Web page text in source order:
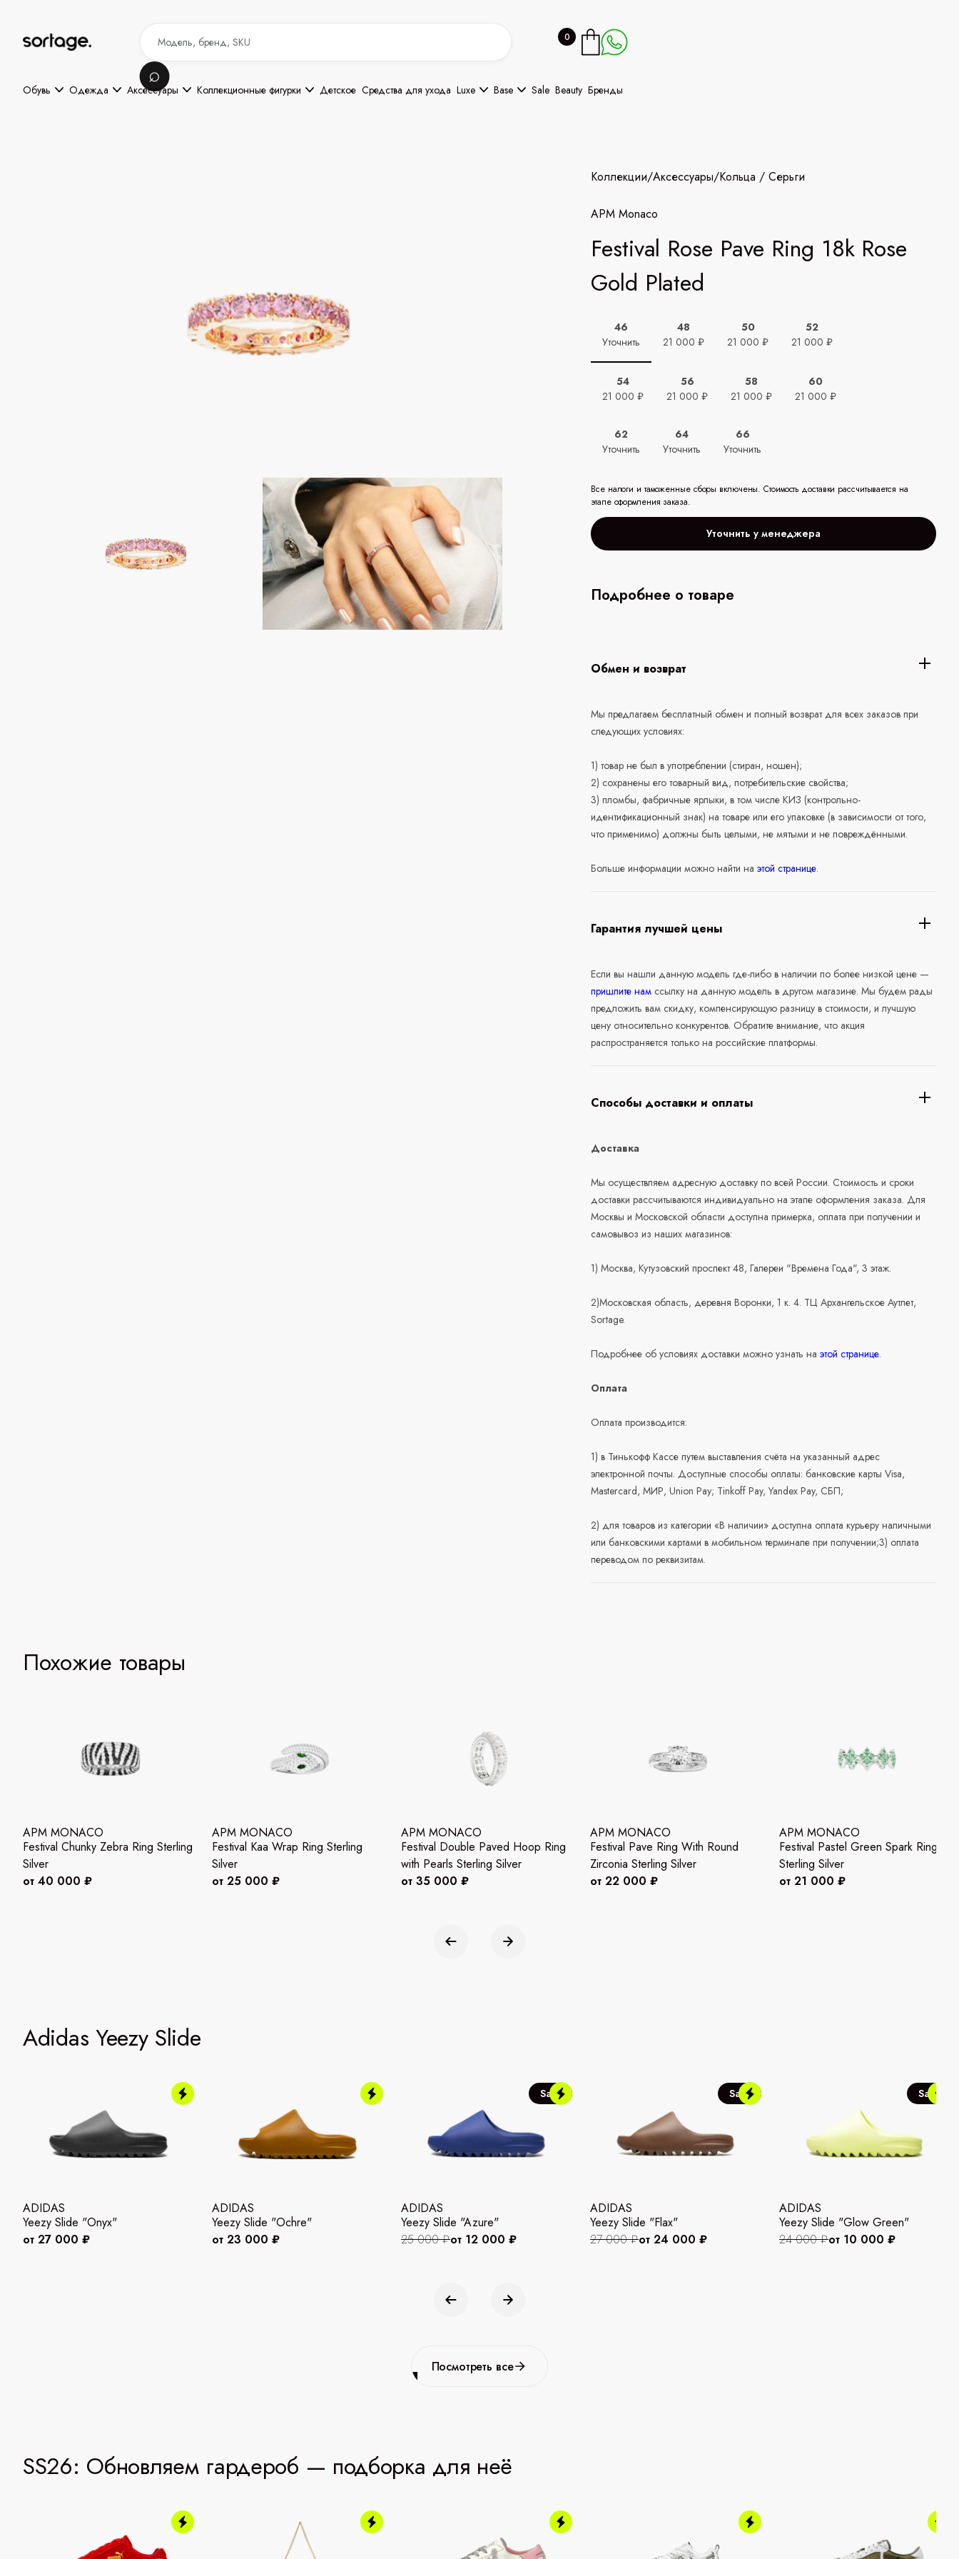
0
Обувь Одежда Аксессуары Коллекционные фигурки Детское Средства для ухода Luxe Base Sale Beauty Бренды
Коллекции/Аксессуары/Кольца / Серьги
APM Monaco
Festival Rose Pave Ring 18k Rose
Gold Plated
46
Уточнить
48
21 000 ₽
50
21 000 ₽
52
21 000 ₽
54
21 000 ₽
56
21 000 ₽
58
21 000 ₽
60
21 000 ₽
62
Уточнить
64
Уточнить
66
Уточнить
Все налоги и таможенные сборы включены. Стоимость доставки рассчитывается на
этапе оформления заказа.
Уточнить у менеджера
Подробнее о товаре
Обмен и возврат
Мы предлагаем бесплатный обмен и полный возврат для всех заказов при
следующих условиях:
1) товар не был в употреблении (стиран, ношен);
2) сохранены его товарный вид, потребительские свойства;
3) пломбы, фабричные ярлыки, в том числе КИЗ (контрольно-
идентификационный знак) на товаре или его упаковке (в зависимости от того,
что применимо) должны быть целыми, не мятыми и не повреждёнными.
Больше информации можно найти наэтой странице.
Гарантия лучшей цены
Если вы нашли данную модель где-либо в наличии по более низкой цене —
пришлите нам ссылку на данную модель в другом магазине. Мы будем рады
предложить вам скидку, компенсирующую разницу в стоимости, и лучшую
цену относительно конкурентов. Обратите внимание, что акция
распространяется только на российские платформы.
Способы доставки и оплаты
Доставка
Мы осуществляем адресную доставку по всей России. Стоимость и сроки
доставки рассчитываются индивидуально на этапе оформления заказа. Для
Москвы и Московской области доступна примерка, оплата при получении и
самовывоз из наших магазинов:
1) Москва, Кутузовский проспект 48, Галереи "Времена Года", 3 этаж.
2)Московская область, деревня Воронки, 1 к. 4. ТЦ Архангельское Аутлет,
Sortage.
Подробнее об условиях доставки можно узнать наэтой странице.
Оплата
Оплата производится:
1) в Тинькофф Кассе путем выставления счёта на указанный адрес
электронной почты. Доступные способы оплаты: банковские карты Visa,
Mastercard, МИР, Union Pay; Tinkoff Pay, Yandex Pay, СБП;
2) для товаров из категории «В наличии» доступна оплата курьеру наличными
или банковскими картами в мобильном терминале при получении;3) оплата
переводом по реквизитам.
Похожие товары
APM MONACO
Festival Chunky Zebra Ring Sterling
Silver
от 40 000 ₽
APM MONACO
Festival Kaa Wrap Ring Sterling
Silver
от 25 000 ₽
APM MONACO
Festival Double Paved Hoop Ring
with Pearls Sterling Silver
от 35 000 ₽
APM MONACO
Festival Pave Ring With Round
Zirconia Sterling Silver
от 22 000 ₽
APM MONACO
Festival Pastel Green Spark Ring
Sterling Silver
от 21 000 ₽
Adidas Yeezy Slide
ADIDAS
Yeezy Slide "Onyx"
от 27 000 ₽
ADIDAS
Yeezy Slide "Ochre"
от 23 000 ₽
Sale
ADIDAS
Yeezy Slide "Azure"
25 000 ₽от 12 000 ₽
Sale
ADIDAS
Yeezy Slide "Flax"
27 000 ₽от 24 000 ₽
Sale
ADIDAS
Yeezy Slide "Glow Green"
24 000 ₽от 10 000 ₽
Посмотреть все
SS26: Обновляем гардероб — подборка для неё